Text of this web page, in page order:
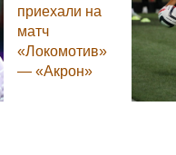
приехали на
матч
«Локомотив»
— «Акрон»